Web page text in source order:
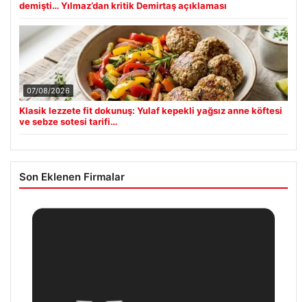
demişti… Yılmaz’dan kritik Demirtaş açıklaması
07/08/2026
Klasik lezzete fit dokunuş: Yulaf kepekli yağsız anne köftesi
ve sebze sotesi tarifi…
Son Eklenen Firmalar